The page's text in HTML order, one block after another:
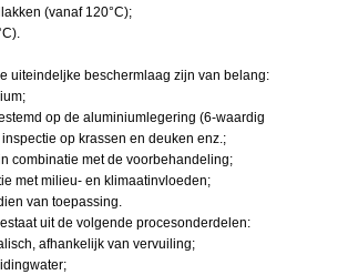
(vanaf 120°C);
uiteindeljke beschermlaag zijn van belang:
op de aluminiumlegering (6-waardig
op krassen en deuken enz.;
combinatie met de voorbehandeling;
met milieu- en klimaatinvloeden;
van toepassing.
uit de volgende procesonderdelen:
afhankelijk van vervuiling;